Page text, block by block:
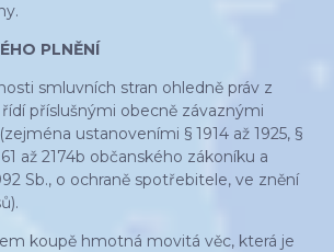
PLNĚNÍ
smluvních stran ohledně práv z
příslušnými obecně závaznými
ustanoveními § 1914 až 1925, §
až 2174b občanského zákoníku a
Sb., o ochraně spotřebitele, ve znění
koupě hmotná movitá věc, která je